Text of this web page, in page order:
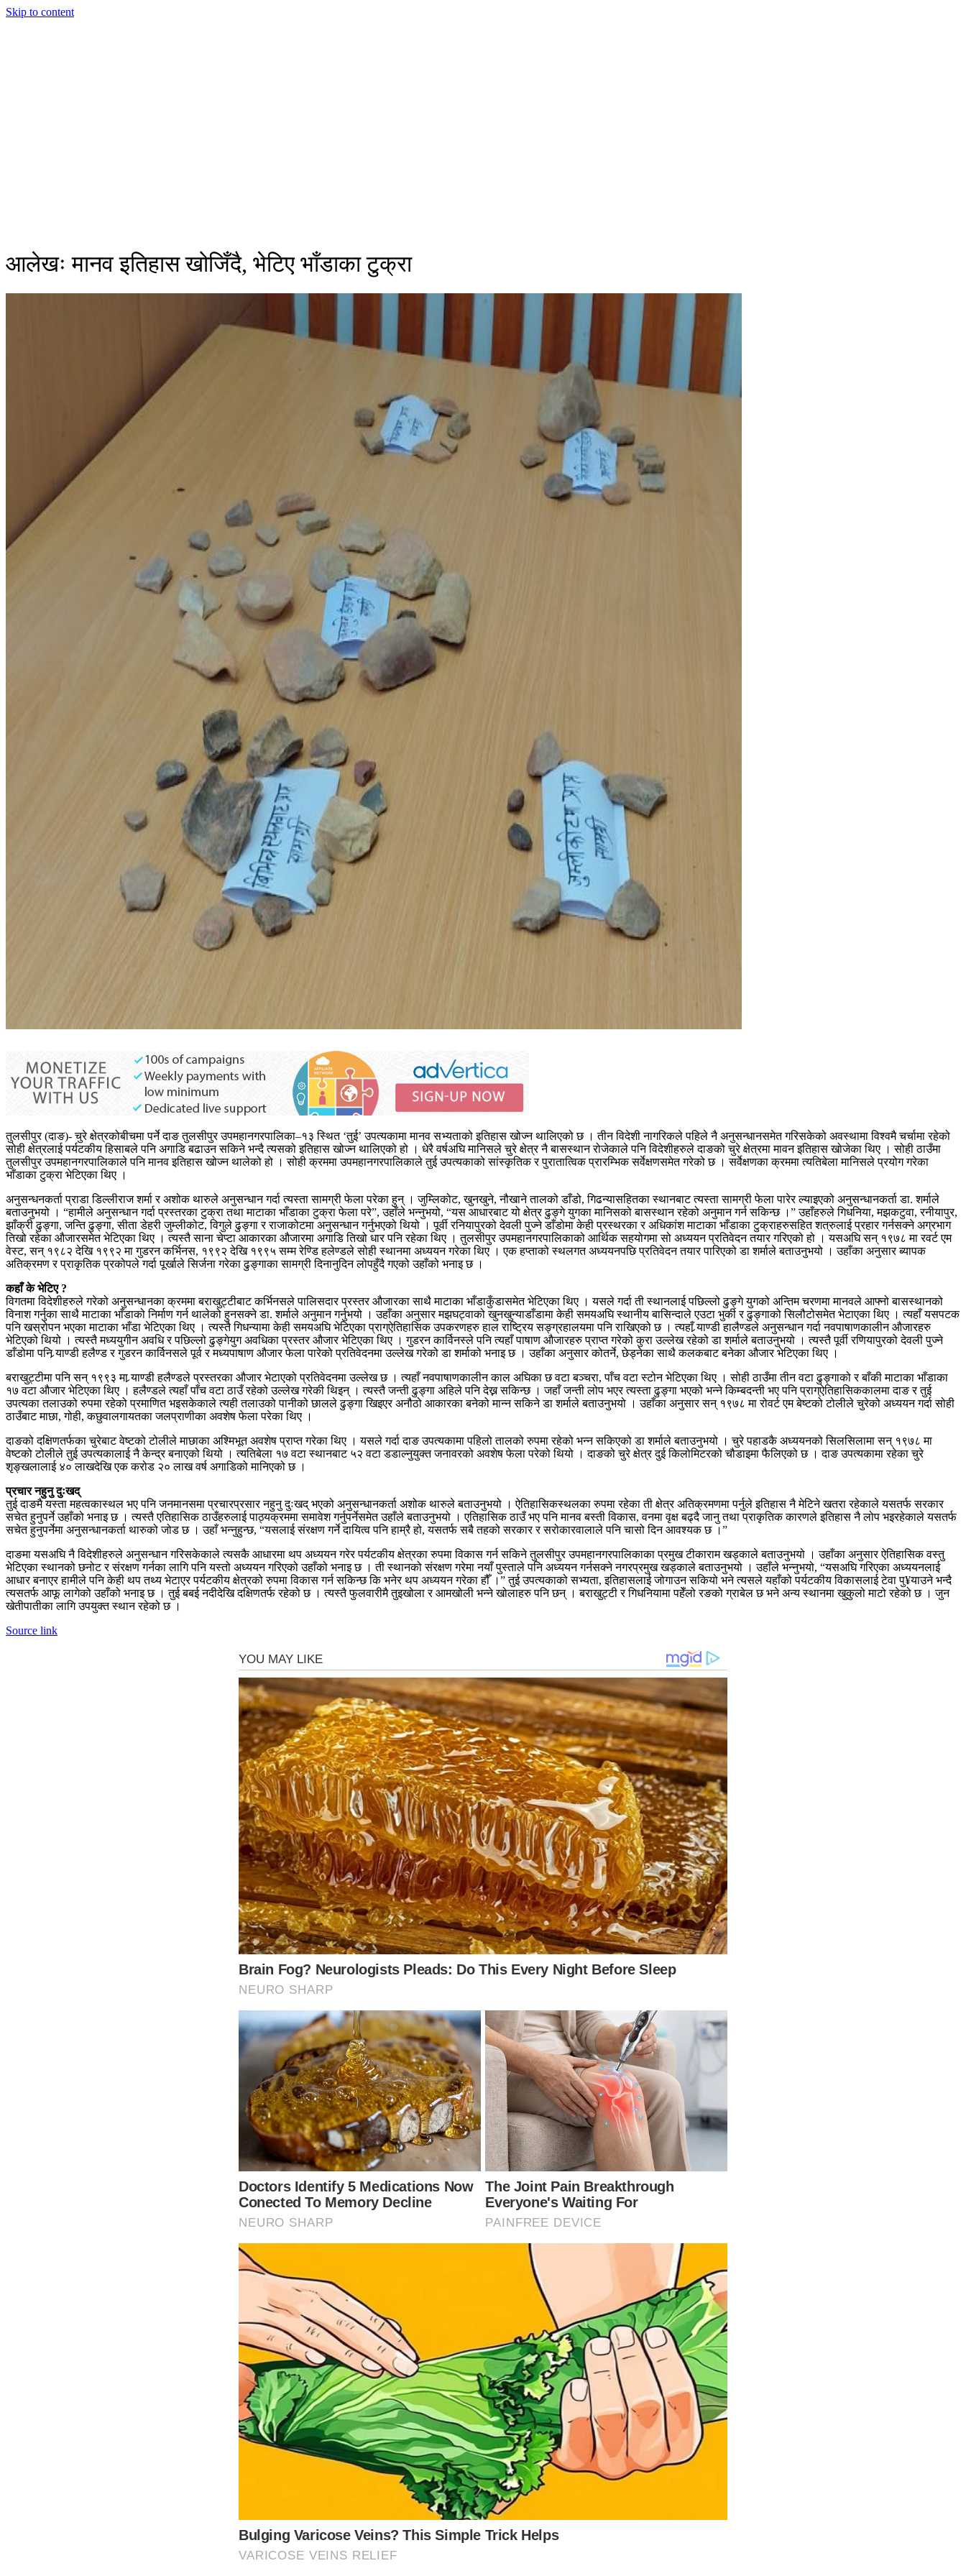
Skip to content
आलेखः मानव इतिहास खोजिँदै, भेटिए भाँडाका टुक्रा
तुलसीपुर (दाङ)- चुरे क्षेत्रकोबीचमा पर्ने दाङ तुलसीपुर उपमहानगरपालिका–१३ स्थित ‘तुई’ उपत्यकामा मानव सभ्यताको इतिहास खोज्न थालिएको छ । तीन विदेशी नागरिकले पहिले नै अनुसन्धानसमेत गरिसकेको अवस्थामा विश्वमै चर्चामा रहेको
सोही क्षेत्रलाई पर्यटकीय हिसाबले पनि अगाडि बढाउन सकिने भन्दै त्यसको इतिहास खोज्न थालिएको हो । धेरै वर्षअघि मानिसले चुरे क्षेत्र नै बासस्थान रोजेकाले पनि विदेशीहरुले दाङको चुरे क्षेत्रमा मावन इतिहास खोजेका थिए । सोही ठाउँमा
तुलसीपुर उपमहानगरपालिकाले पनि मानव इतिहास खोज्न थालेको हो । सोही क्रममा उपमहानगरपालिकाले तुई उपत्यकाको सांस्कृतिक र पुरातात्विक प्रारम्भिक सर्वेक्षणसमेत गरेको छ । सर्वेक्षणका क्रममा त्यतिबेला मानिसले प्रयोग गरेका
भाँडाका टुक्रा भेटिएका थिए ।
अनुसन्धनकर्ता प्राडा डिल्लीराज शर्मा र अशोक थारुले अनुसन्धान गर्दा त्यस्ता सामग्री फेला परेका हुन् । जुम्लिकोट, खुनखुने, नौखाने तालको डाँडो, गिढन्यासहितका स्थानबाट त्यस्ता सामग्री फेला पारेर ल्याइएको अनुसन्धानकर्ता डा. शर्माले
बताउनुभयो । “हामीले अनुसन्धान गर्दा प्रस्तरका टुक्रा तथा माटाका भाँडाका टुक्रा फेला परे”, उहाँले भन्नुभयो, “यस आधारबाट यो क्षेत्र ढुङ्गे युगका मानिसको बासस्थान रहेको अनुमान गर्न सकिन्छ ।” उहाँहरुले गिधनिया, मझकटुवा, रनीयापुर,
झाँक्री ढुङ्गा, जन्ति ढुङ्गा, सीता डेहरी जुम्लीकोट, विगुले ढुङ्गा र राजाकोटमा अनुसन्धान गर्नुभएको थियो । पूर्वी रनियापुरको देवली पुज्ने डाँडोमा केही प्रस्थरका र अधिकांश माटाका भाँडाका टुक्राहरुसहित शत्रुलाई प्रहार गर्नसक्ने अग्रभाग
तिखो रहेका औजारसमेत भेटिएका थिए । त्यस्तै साना चेप्टा आकारका औजारमा अगाडि तिखो धार पनि रहेका थिए । तुलसीपुर उपमहानगरपालिकाको आर्थिक सहयोगमा सो अध्ययन प्रतिवेदन तयार गरिएको हो । यसअघि सन् १९७८ मा रवर्ट एम
वेस्ट, सन् १९८२ देखि १९९२ मा गुडरन कर्भिनस, १९९२ देखि १९९५ सम्म रेण्डि हलेण्डले सोही स्थानमा अध्ययन गरेका थिए । एक हप्ताको स्थलगत अध्ययनपछि प्रतिवेदन तयार पारिएको डा शर्माले बताउनुभयो । उहाँका अनुसार ब्यापक
अतिक्रमण र प्राकृतिक प्रकोपले गर्दा पूर्खाले सिर्जना गरेका ढुङ्गाका सामग्री दिनानुदिन लोपहुँदै गएको उहाँको भनाइ छ ।
कहाँ के भेटिए ?
विगतमा विदेशीहरुले गरेको अनुसन्धानका क्रममा बराखुट्टीबाट कर्भिनसले पालिसदार प्रस्तर औजारका साथै माटाका भाँडाकुँडासमेत भेटिएका थिए । यसले गर्दा ती स्थानलाई पछिल्लो ढुङ्गे युगको अन्तिम चरणमा मानवले आफ्नो बासस्थानको
विनाश गर्नुका साथै माटाका भाँडाको निर्माण गर्न थालेको हुनसक्ने डा. शर्माले अनुमान गर्नुभयो । उहाँका अनुसार मझघट्वाको खुनखुन्याडाँडामा केही समयअघि स्थानीय बासिन्दाले एउटा भुर्की र ढुङ्गाको सिलौटोसमेत भेटाएका थिए । त्यहाँ यसपटक
पनि खस्रोपन भएका माटाका भाँडा भेटिएका थिए । त्यस्तै गिधन्यामा केही समयअघि भेटिएका प्राग्ऐतिहासिक उपकरणहरु हाल राष्ट्रिय सङ्ग्रहालयमा पनि राखिएको छ । त्यहाँ र्‍याण्डी हालैण्डले अनुसन्धान गर्दा नवपाषाणकालीन औजारहरु
भेटिएको थियो । त्यस्तै मध्ययुगीन अवधि र पछिल्लो ढुङ्गेयुग अवधिका प्रस्तर औजार भेटिएका थिए । गुडरन कार्विनस्ले पनि त्यहाँ पाषाण औजारहरु प्राप्त गरेको कुरा उल्लेख रहेको डा शर्माले बताउनुभयो । त्यस्तै पूर्वी रणियापुरको देवली पुज्ने
डाँडोमा पनि र्‍याण्डी हलैण्ड र गुडरन कार्विनसले पूर्व र मध्यपाषाण औजार फेला पारेको प्रतिवेदनमा उल्लेख गरेको डा शर्माको भनाइ छ । उहाँका अनुसार कोतर्ने, छेड्नेका साथै कलकबाट बनेका औजार भेटिएका थिए ।
बराखुट्टीमा पनि सन् १९९३ मा र्‍याण्डी हलैण्डले प्रस्तरका औजार भेटाएको प्रतिवेदनमा उल्लेख छ । त्यहाँ नवपाषाणकालीन काल अघिका छ वटा बञ्चरा, पाँच वटा स्टोन भेटिएका थिए । सोही ठाउँमा तीन वटा ढुङ्गाको र बाँकी माटाका भाँडाका
१७ वटा औजार भेटिएका थिए । हलैण्डले त्यहाँ पाँच वटा ठाउँ रहेको उल्लेख गरेकी थिइन् । त्यस्तै जन्ती ढुङ्गा अहिले पनि देख्न सकिन्छ । जहाँ जन्ती लोप भएर त्यस्ता ढुङ्गा भएको भन्ने किम्बदन्ती भए पनि प्राग्ऐतिहासिककालमा दाङ र तुई
उपत्यका तलाउको रुपमा रहेको प्रमाणित भइसकेकाले त्यही तलाउको पानीको छालले ढुङ्गा खिइएर अनौठो आकारका बनेको मान्न सकिने डा शर्माले बताउनुभयो । उहाँका अनुसार सन् १९७८ मा रोवर्ट एम बेष्टको टोलीले चुरेको अध्ययन गर्दा सोही
ठाउँबाट माछा, गोही, कछुवालगायतका जलप्राणीका अवशेष फेला परेका थिए ।
दाङको दक्षिणतर्फका चुरेबाट वेष्टको टोलीले माछाका अश्मिभूत अवशेष प्राप्त गरेका थिए । यसले गर्दा दाङ उपत्यकामा पहिलो तालको रुपमा रहेको भन्न सकिएको डा शर्माले बताउनुभयो । चुरे पहाडकै अध्ययनको सिलसिलामा सन् १९७८ मा
वेष्टको टोलीले तुई उपत्यकालाई नै केन्द्र बनाएको थियो । त्यतिबेला १७ वटा स्थानबाट ५२ वटा डडाल्नुयुक्त जनावरको अवशेष फेला परेको थियो । दाङको चुरे क्षेत्र दुई किलोमिटरको चौडाइमा फैलिएको छ । दाङ उपत्यकामा रहेका चुरे
शृङ्खलालाई ४० लाखदेखि एक करोड २० लाख वर्ष अगाडिको मानिएको छ ।
प्रचार नहुनु दुःखद्
तुई दाङमै यस्ता महत्वकास्थल भए पनि जनमानसमा प्रचारप्रसार नहुनु दुःखद् भएको अनुसन्धानकर्ता अशोक थारुले बताउनुभयो । ऐतिहासिकस्थलका रुपमा रहेका ती क्षेत्र अतिक्रमणमा पर्नुले इतिहास नै मेटिने खतरा रहेकाले यसतर्फ सरकार
सचेत हुनुपर्ने उहाँको भनाइ छ । त्यस्तै एतिहासिक ठाउँहरुलाई पाठ्यक्रममा समावेश गर्नुपर्नेसमेत उहाँले बताउनुभयो । एतिहासिक ठाउँ भए पनि मानव बस्ती विकास, वनमा वृक्ष बढ्दै जानु तथा प्राकृतिक कारणले इतिहास नै लोप भइरहेकाले यसतर्फ
सचेत हुनुपर्नेमा अनुसन्धानकर्ता थारुको जोड छ । उहाँ भन्नुहुन्छ, “यसलाई संरक्षण गर्ने दायित्व पनि हाम्रै हो, यसतर्फ सबै तहको सरकार र सरोकारवालाले पनि चासो दिन आवश्यक छ ।”
दाङमा यसअघि नै विदेशीहरुले अनुसन्धान गरिसकेकाले त्यसकै आधारमा थप अध्ययन गरेर पर्यटकीय क्षेत्रका रुपमा विकास गर्न सकिने तुलसीपुर उपमहानगरपालिकाका प्रमुख टीकाराम खड्काले बताउनुभयो । उहाँका अनुसार ऐतिहासिक वस्तु
भेटिएका स्थानको छनोट र संरक्षण गर्नका लागि पनि यस्तो अध्ययन गरिएको उहाँको भनाइ छ । ती स्थानको संरक्षण गरेमा नयाँ पुस्ताले पनि अध्ययन गर्नसक्ने नगरप्रमुख खड्काले बताउनुभयो । उहाँले भन्नुभयो, “यसअघि गरिएका अध्ययनलाई
आधार बनाएर हामीले पनि केही थप तथ्य भेटाएर पर्यटकीय क्षेत्रको रुपमा विकास गर्न सकिन्छ कि भनेर थप अध्ययन गरेका हौँ ।” तुई उपत्यकाको सभ्यता, इतिहासलाई जोगाउन सकियो भने त्यसले यहाँको पर्यटकीय विकासलाई टेवा पु¥याउने भन्दै
त्यसतर्फ आफू लागेको उहाँको भनाइ छ । तुई बबई नदीदेखि दक्षिणतर्फ रहेको छ । त्यस्तै फुलवारीमै तुइखोला र आमखोली भन्ने खोलाहरु पनि छन् । बराखुट्टी र गिधनियामा पहेँलो रङको ग्राबेल छ भने अन्य स्थानमा खुकुलो माटो रहेको छ । जुन
खेतीपातीका लागि उपयुक्त स्थान रहेको छ ।
Source link